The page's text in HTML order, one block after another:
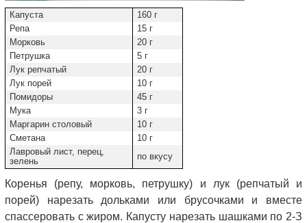
Капуста
160 г
Репа
15 г
Морковь
20 г
Петрушка
5 г
Лук репчатый
20 г
Лук порей
10 г
Помидоры
45 г
Мука
3 г
Маргарин столовый
10 г
Сметана
10 г
Лавровый лист, перец,
зелень
по вкусу
Коренья (репу, морковь, петрушку) и лук (репчатый и
порей) нарезать дольками или брусочками и вместе
спассеровать с жиром. Капусту нарезать шашками по 2-З